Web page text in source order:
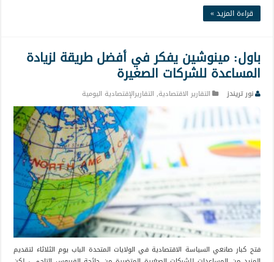
قراءة المزيد »
باول: مينوشين يفكر في أفضل طريقة لزيادة
المساعدة للشركات الصغيرة
نور تريندز التقارير الاقتصادية, التقاريرالإقتصادية اليومية
فتح كبار صانعي السياسة الاقتصادية في الولايات المتحدة الباب يوم الثلاثاء لتقديم